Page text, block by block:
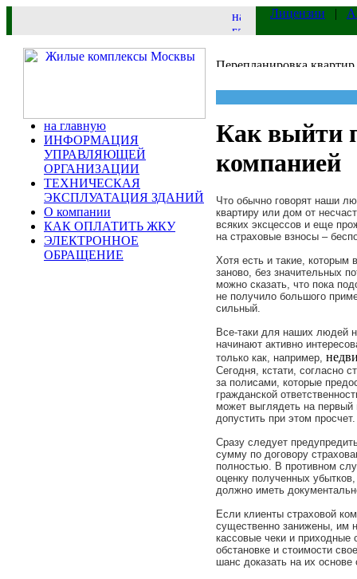
Лицензии |
на главную
ИНФОРМАЦИЯ
УПРАВЛЯЮЩЕЙ
ОРГАНИЗАЦИИ
ТЕХНИЧЕСКАЯ
ЭКСПЛУАТАЦИЯ ЗДАНИЙ
О компании
КАК ОПЛАТИТЬ ЖКУ
ЭЛЕКТРОННОЕ
ОБРАЩЕНИЕ
Как выйти
компанией
Что обычно говорят наши
квартиру или дом от
всяких эксцессов и еще
на страховые взносы –
Хотя есть и такие, которым
заново, без значительных
можно сказать, что пока
не получило большого
сильный.
Все-таки для наших людей
начинают активно
только как, например,
Сегодня, кстати, согласно
за полисами, которые
гражданской
может выглядеть на первый
допустить при этом просчет.
Сразу следует
сумму по договору
полностью. В противном
оценку полученных
должно иметь
Если клиенты страховой
существенно занижены, им
кассовые чеки и приходные
обстановке и стоимости
шанс доказать на их